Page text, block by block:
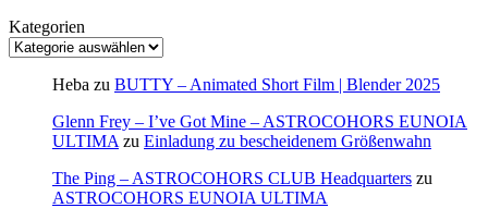
Kategorien
Heba zu BUTTY – Animated Short Film | Blender 2025
Glenn Frey – I’ve Got Mine – ASTROCOHORS EUNOIA
ULTIMA zu Einladung zu bescheidenem Größenwahn
The Ping – ASTROCOHORS CLUB Headquarters zu
ASTROCOHORS EUNOIA ULTIMA